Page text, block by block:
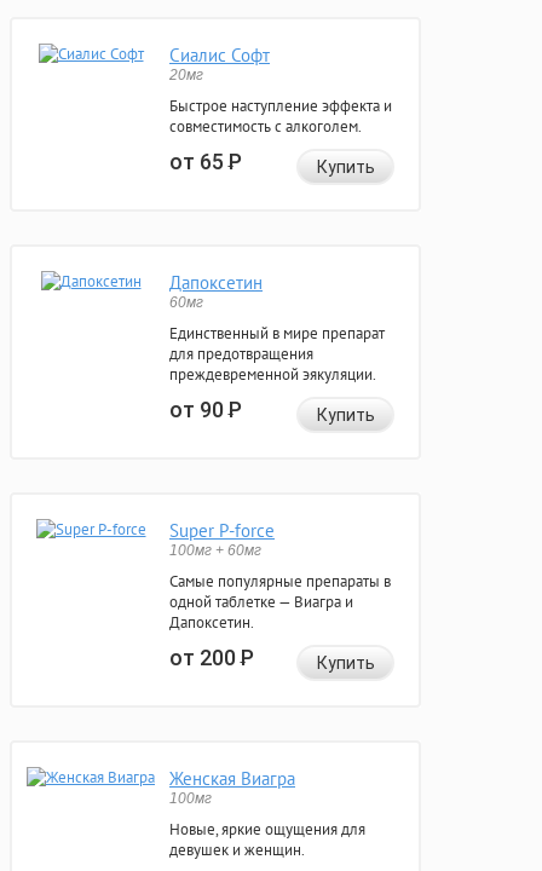
Сиалис Софт
20мг
Быстрое наступление эффекта и
совместимость с алкоголем.
от 65Р Купить
Дапоксетин
60мг
Единственный в мире препарат
для предотвращения
преждевременной эякуляции.
от 90Р Купить
Super P-force
100мг + 60мг
Самые популярные препараты в
одной таблетке — Виагра и
Дапоксетин.
от 200Р Купить
Женская Виагра
100мг
Новые, яркие ощущения для
девушек и женщин.